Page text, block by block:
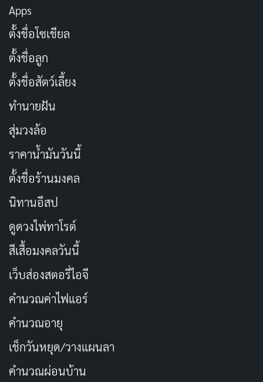
Apps
ตั้งชื่อโซเชียล
ตั้งชื่อลูก
ตั้งชื่อสัตว์เลี้ยง
ทำนายฝัน
สุ่มวงล้อ
ราคาน้ำมันวันนี้
ตั้งชื่อร้านมงคล
นิทานอีสป
ดูดวงไพ่ทาโรต์
สีเสื้อมงคลวันนี้
เว็บส่องสตอรี่ไอจี
คำนวณค่าไฟแอร์
คำนวณอายุ
เช็กวันหยุด/วางแผนลา
คำนวณผ่อนบ้าน